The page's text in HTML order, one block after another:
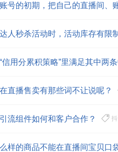
人秒杀活动时，活动库存有限
信用分累积策略”里满足其中两条
直播售卖有那些词不让说呢？
流组件如何和客户合作？
样的商品不能在直播间宝贝口